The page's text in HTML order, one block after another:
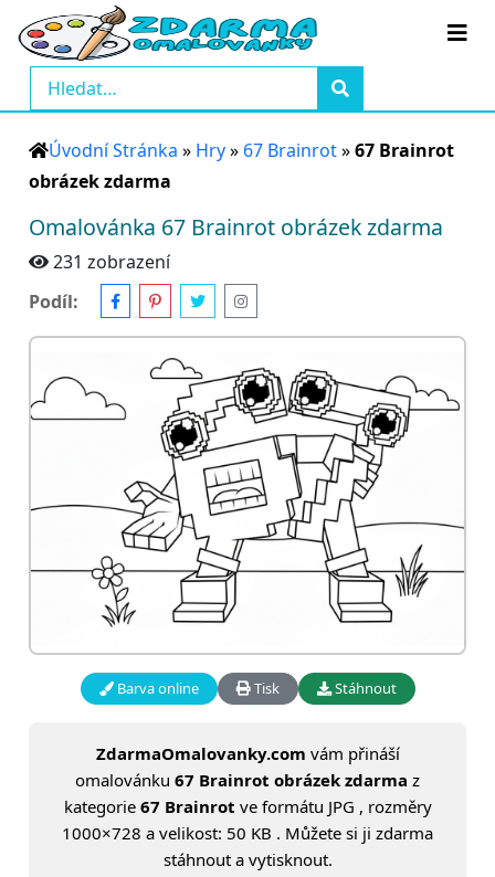
Úvodní Stránka » Hry» 67 Brainrot»67 Brainrot
obrázek zdarma
Omalovánka 67 Brainrot obrázek zdarma
231 zobrazení
Podíl:
Barva online Tisk Stáhnout
ZdarmaOmalovanky.com vám přináší
omalovánku 67 Brainrot obrázek zdarma z
kategorie 67 Brainrot ve formátu JPG , rozměry
1000×728 a velikost: 50 KB . Můžete si ji zdarma
stáhnout a vytisknout.